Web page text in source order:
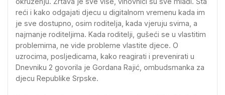
reći i kako odgajati djecu u digitalnom vremenu kada im
je sve dostupno, osim roditelja, kada vjeruju svima, a
najmanje roditeljima. Kada roditelji, gušeći se u vlastitim
problemima, ne vide probleme vlastite djece. O
uzrocima, posljedicama, kako reagirati i prevenirati u
Dnevniku 2 govorila je Gordana Rajić, ombudsmanka za
djecu Republike Srpske.